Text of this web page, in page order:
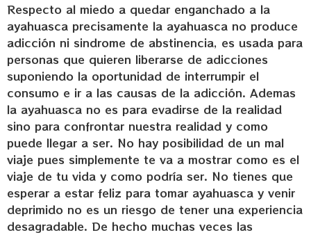
Respecto al miedo a quedar enganchado a la
ayahuasca precisamente la ayahuasca no produce
adicción ni sindrome de abstinencia, es usada para
personas que quieren liberarse de adicciones
suponiendo la oportunidad de interrumpir el
consumo e ir a las causas de la adicción. Ademas
la ayahuasca no es para evadirse de la realidad
sino para confrontar nuestra realidad y como
puede llegar a ser. No hay posibilidad de un mal
viaje pues simplemente te va a mostrar como es el
viaje de tu vida y como podría ser. No tienes que
esperar a estar feliz para tomar ayahuasca y venir
deprimido no es un riesgo de tener una experiencia
desagradable. De hecho muchas veces las